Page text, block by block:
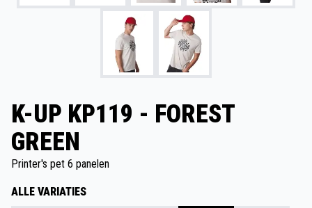
K-UP KP119 - FOREST
GREEN
Printer's pet 6 panelen
ALLE VARIATIES